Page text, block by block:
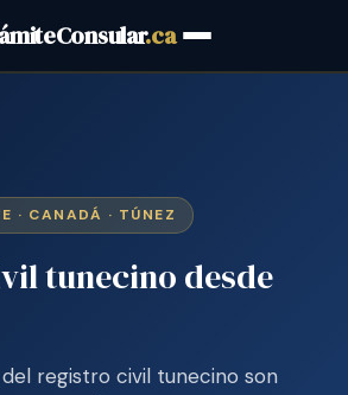
.ca
· CANADÁ · TÚNEZ
tunecino desde
registro civil tunecino son